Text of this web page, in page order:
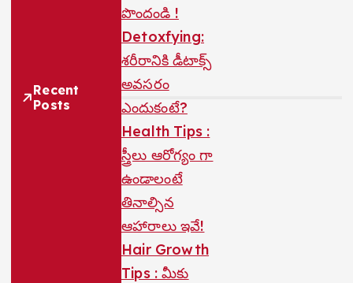
Recent
Posts
పొందండి !
Detoxfying:
శరీరానికి డీటాక్స్
అవసరం
ఎందుకంటే?
Health Tips :
స్త్రీలు ఆరోగ్యం గా
ఉండాలంటే
తినాల్సిన
ఆహారాలు ఇవే!
Hair Growth
Tips : మీకు